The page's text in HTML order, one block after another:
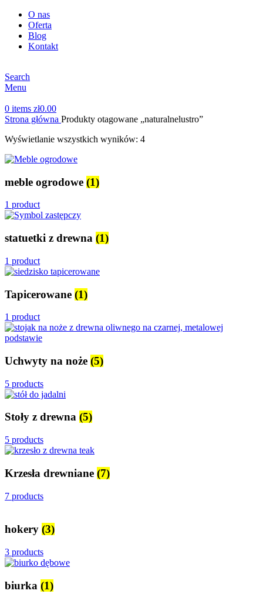
O nas
Oferta
Blog
Kontakt
Search
Menu
0 items zł0.00
Strona główna Produkty otagowane „naturalnelustro”
Wyświetlanie wszystkich wyników: 4
meble ogrodowe (1)
1 product
statuetki z drewna (1)
1 product
Tapicerowane (1)
1 product
Uchwyty na noże (5)
5 products
Stoły z drewna (5)
5 products
Krzesła drewniane (7)
7 products
hokery (3)
3 products
biurka (1)